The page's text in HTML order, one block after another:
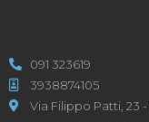
091 323619
3938874105
Via Filippo Patti, 23